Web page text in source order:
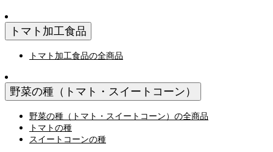
トマト加工食品
トマト加工食品の全商品
野菜の種（トマト・スイートコーン）
野菜の種（トマト・スイートコーン）の全商品
トマトの種
スイートコーンの種